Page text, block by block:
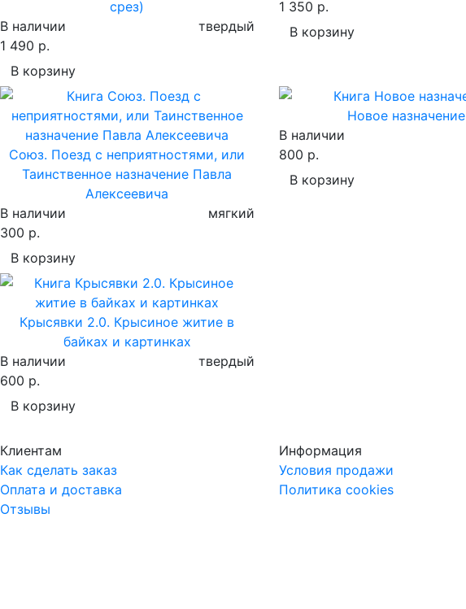
срез)
В наличии
твердый
1 490 р.
В корзину
1 350 р.
В корзину
Союз. Поезд с неприятностями, или
Таинственное назначение Павла
Алексеевича
В наличии
мягкий
300 р.
В корзину
Новое назначение
В наличии
800 р.
В корзину
Крысявки 2.0. Крысиное житие в
байках и картинках
В наличии
твердый
600 р.
В корзину
Клиентам
Как сделать заказ
Оплата и доставка
Отзывы
Информация
Условия продажи
Политика cookies